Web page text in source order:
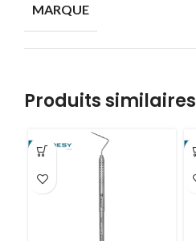
MARQUE
Produits similaires